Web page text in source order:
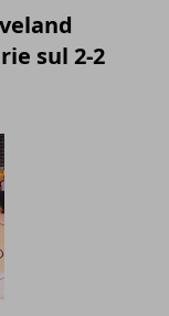
sul 2-2